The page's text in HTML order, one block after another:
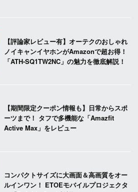
【評論家レビュー有】オーテクのおしゃれ
ノイキャンイヤホンがAmazonで超お得！
「ATH-SQ1TW2NC」の魅力を徹底解説！
【期間限定クーポン情報も】日常からスポ
ーツまで！ タフで多機能な「Amazfit
Active Max」をレビュー
コンパクトサイズに大画面＆高画質をオー
ルインワン！ ETOEモバイルプロジェクタ